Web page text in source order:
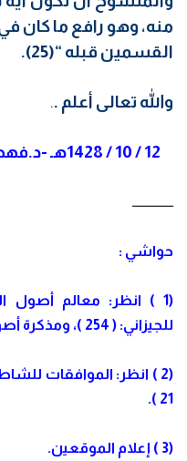
منه، وهو رافع ما كان
القسمين قبله “(25).
والله تعالى أعلم ..
12 / 10 / 1428هـ -د.فهد بن مبارك بن عبد الله الوهبي
ـــــــــــــــ
حواشي :
(1 ) انظر: معالم أصول
للجيزاني: ( 254 )، ومذكرة أصول الفقه للشنقيطي:(68).
21 ).
(3 ) إعلام الموقعين.